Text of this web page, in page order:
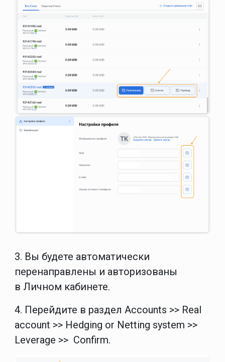
3. Вы будете автоматически
перенаправлены и авторизованы
в Личном кабинете.
4. Перейдите в раздел Accounts >> Real
account >> Hedging or Netting system >>
Leverage >> Confirm.